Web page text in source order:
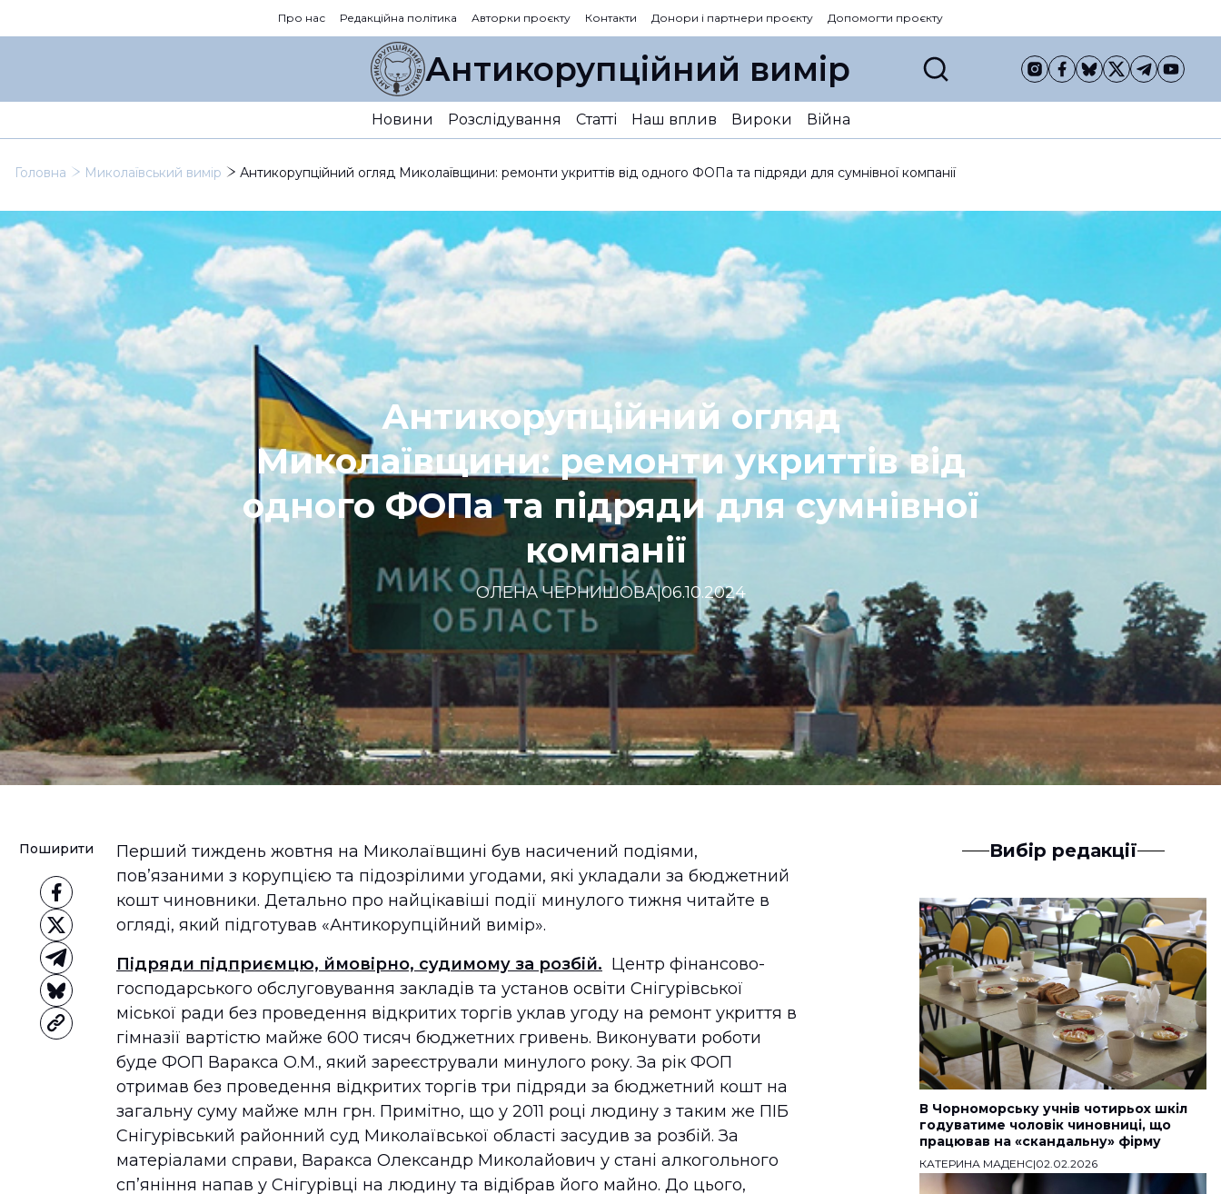
Про нас Редакційна політика Авторки проєкту Контакти Донори і партнери проєкту Допомогти проєкту
Антикорупційний вимір
Новини Розслідування Статті Наш вплив Вироки Війна
Головна Миколаївський вимір Антикорупційний огляд Миколаївщини: ремонти укриттів від одного ФОПа та підряди для сумнівної компанії
Антикорупційний огляд
Миколаївщини: ремонти укриттів від
одного ФОПа та підряди для сумнівної
компанії
ОЛЕНА ЧЕРНИШОВА|06.10.2024
Поширити
Перший тиждень жовтня на Миколаївщині був насичений подіями,
пов’язаними з корупцією та підозрілими угодами, які укладали за бюджетний
кошт чиновники. Детально про найцікавіші події минулого тижня читайте в
огляді, який підготував «Антикорупційний вимір».
Підряди підприємцю, ймовірно, судимому за розбій. Центр фінансово-
господарського обслуговування закладів та установ освіти Снігурівської
міської ради без проведення відкритих торгів уклав угоду на ремонт укриття в
гімназії вартістю майже 600 тисяч бюджетних гривень. Виконувати роботи
буде ФОП Варакса О.М., який зареєстрували минулого року. За рік ФОП
отримав без проведення відкритих торгів три підряди за бюджетний кошт на
загальну суму майже млн грн. Примітно, що у 2011 році людину з таким же ПІБ
Снігурівський районний суд Миколаївської області засудив за розбій. За
матеріалами справи, Варакса Олександр Миколайович у стані алкогольного
сп’яніння напав у Снігурівці на людину та відібрав його майно. До цього,
Вибір редакції
В Чорноморську учнів чотирьох шкіл
годуватиме чоловік чиновниці, що
працював на «скандальну» фірму
КАТЕРИНА МАДЕНС|02.02.2026